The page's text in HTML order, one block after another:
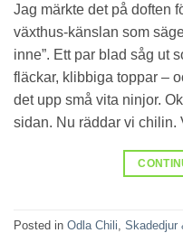
Jag märkte det på doften
växthus-känslan som
inne”. Ett par blad såg ut
fläckar, klibbiga toppar –
det upp små vita ninjor.
sidan. Nu räddar vi chilin.
Posted in Odla Chili Skadedjur